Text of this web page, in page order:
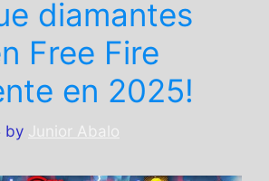
diamantes
Free Fire
en 2025!
by Junior Abalo